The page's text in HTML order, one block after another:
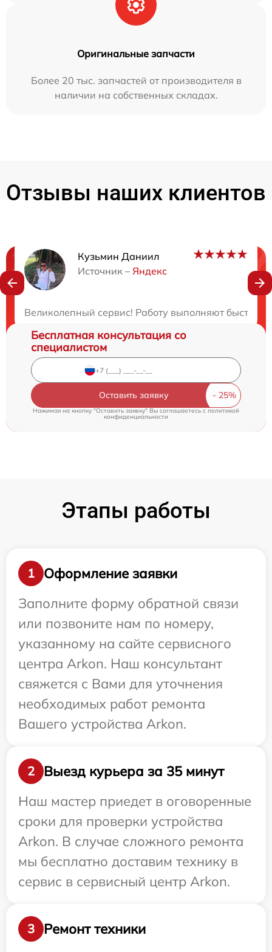
Оригинальные запчасти
Более 20 тыс. запчастей от производителя в
наличии на собственных складах.
Отзывы наших клиентов
Кузьмин Даниил
Источник – Яндекс
Великолепный сервис! Работу выполняют быстро
Нужна консультация?
Бесплатная консультация со
специалистом
Оставить заявку
Нажимая на кнопку "Оставить заявку" Вы соглашаетесь c политикой
конфиденциальности
Этапы работы
1
Оформление заявки
Заполните форму обратной связи
или позвоните нам по номеру,
указанному на сайте сервисного
центра Arkon. Наш консультант
свяжется с Вами для уточнения
необходимых работ ремонта
Вашего устройства Arkon.
2
Выезд курьера за 35 минут
Наш мастер приедет в оговоренные
сроки для проверки устройства
Arkon. В случае сложного ремонта
мы бесплатно доставим технику в
сервис в сервисный центр Arkon.
3
Ремонт техники